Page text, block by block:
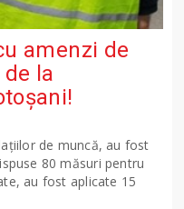
amenzi de
la
de muncă, au fost
80 măsuri pentru
au fost aplicate 15